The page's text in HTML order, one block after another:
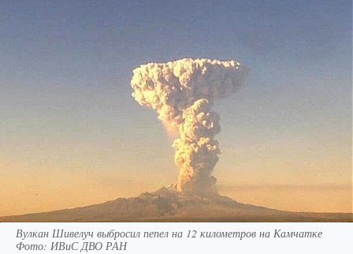
Вулкан Шивелуч выбросил пепел на 12 километров на Камчатке
Фото: ИВиС ДВО РАН